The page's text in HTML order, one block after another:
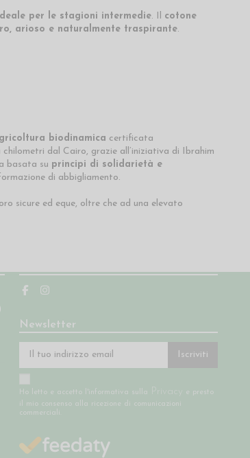
per le stagioni intermedie. Il cotone
arioso e naturalmente traspirante.
biodinamica certificata
dal Cairo, grazie all’iniziativa di Ibrahim
basata su principi di solidarietà e
di abbigliamento.
sicure ed eque, oltre che ad una elevato
Newsletter
Iscriviti
Ho letto e accetto l'informativa sulla Privacy
e presto
il mio consenso alla ricezione di comunicazioni
commerciali.